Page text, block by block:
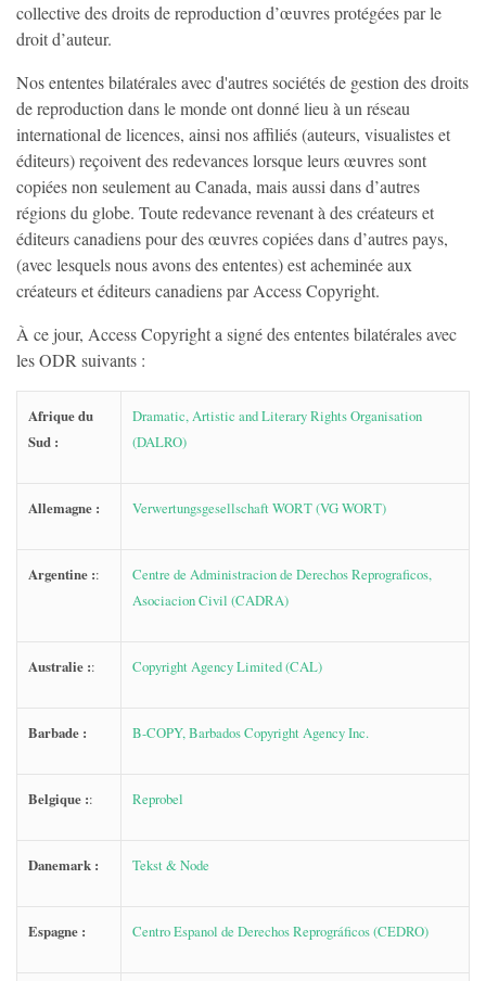
collective des droits de reproduction d’œuvres protégées par le
droit d’auteur.
Nos ententes bilatérales avec d'autres sociétés de gestion des droits
de reproduction dans le monde ont donné lieu à un réseau
international de licences, ainsi nos affiliés (auteurs, visualistes et
éditeurs) reçoivent des redevances lorsque leurs œuvres sont
copiées non seulement au Canada, mais aussi dans d’autres
régions du globe. Toute redevance revenant à des créateurs et
éditeurs canadiens pour des œuvres copiées dans d’autres pays,
(avec lesquels nous avons des ententes) est acheminée aux
créateurs et éditeurs canadiens par Access Copyright.
À ce jour, Access Copyright a signé des ententes bilatérales avec
les ODR suivants :
Afrique du
Sud :
Dramatic, Artistic and Literary Rights Organisation
(DALRO)
Allemagne : Verwertungsgesellschaft WORT (VG WORT)
Argentine ::
Centre de Administracion de Derechos Reprograficos,
Asociacion Civil (CADRA)
Australie :: Copyright Agency Limited (CAL)
Barbade : B-COPY, Barbados Copyright Agency Inc.
Belgique :: Reprobel
Danemark : Tekst & Node
Espagne : Centro Espanol de Derechos Reprográficos (CEDRO)